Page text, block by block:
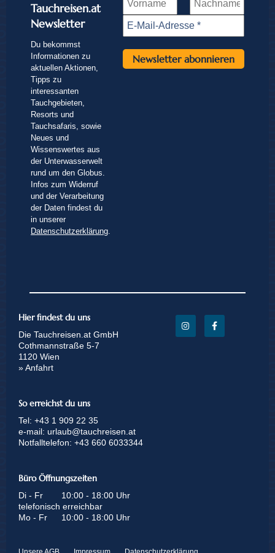
Tauchreisen.at
Newsletter
Du bekommst
Informationen zu
aktuellen Aktionen,
Tipps zu
interessanten
Tauchgebieten,
Resorts und
Tauchsafaris, sowie
Neues und
Wissenswertes aus
der Unterwasserwelt
rund um den Globus.
Infos zum Widerruf
und der Verarbeitung
der Daten findest du
in unserer
Datenschutzerklärung.
Hier findest du uns
Die Tauchreisen.at GmbH
Cothmannstraße 5-7
1120 Wien
» Anfahrt
So erreichst du uns
Tel: +43 1 909 22 35
e-mail: urlaub@tauchreisen.at
Notfalltelefon: +43 660 6033344
Büro Öffnungszeiten
Di - Fr
10:00 - 18:00 Uhr
telefonisch erreichbar
Mo - Fr
10:00 - 18:00 Uhr